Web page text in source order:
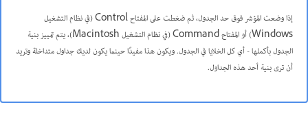
إذا وضعت المؤشر فوق حد الجدول، ثم ضغطت على المفتاح Control (في نظام التشغيل
Windows) أو المفتاح Command (في نظام التشغيل Macintosh)، يتم تمييز بنية
الجدول بأكملها - أي كل الخلايا في الجدول. ويكون هذا مفيدًا حينما يكون لديك جداول متداخلة وتريد
أن ترى بنية أحد هذه الجداول.